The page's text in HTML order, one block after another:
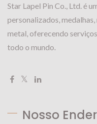
Star Lapel Pin Co., Ltd. é
personalizados,
metal, oferecendo
todo o mundo.
Nosso